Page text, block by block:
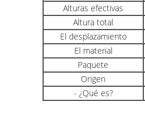
Alturas efectivas
Altura total
El desplazamiento
El material
Paquete
Origen
- ¿Qué es?